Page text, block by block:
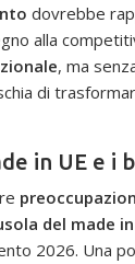
dovrebbe
alla
, ma
di
in UE e i
del made in
2026. Una